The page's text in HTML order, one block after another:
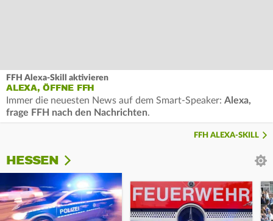
FFH Alexa-Skill aktivieren
ALEXA, ÖFFNE FFH
Immer die neuesten News auf dem Smart-Speaker: Alexa,
frage FFH nach den Nachrichten.
FFH ALEXA-SKILL
HESSEN